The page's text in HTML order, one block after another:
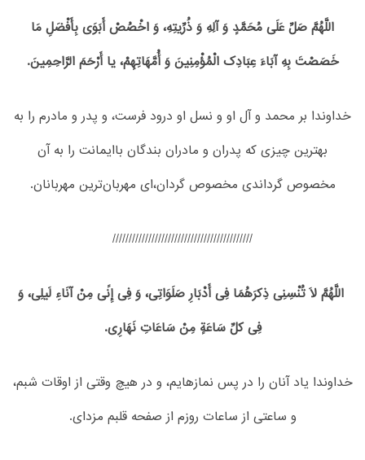
اللَّهُمَّ صَلِّ عَلَی مُحَمَّدٍ وَ آلِهِ وَ ذُرِّیتِهِ، وَ اخْصُصْ أَبَوَی بِأَفْضَلِ مَا
خَصَصْتَ بِهِ آبَاءَ عِبَادِک الْمُؤْمِنِینَ وَ أُمَّهَاتِهِمْ، یا أَرْحَمَ الرَّاحِمِینَ.
خداوندا بر محمد و آل او و نسل او درود فرست، و پدر و مادرم را به
بهترین چیزی که پدران و مادران بندگان باایمانت را به آن
مخصوص گرداندی مخصوص گردان،‌ای مهربان‌ترین مهربانان.
///////////////////////////////////////////
اللَّهُمَّ لَا تُنْسِنِی ذِکرَهُمَا فِی أَدْبَارِ صَلَوَاتِی، وَ فِی إِنًی مِنْ آنَاءِ لَیلِی، وَ
فِی کلِّ سَاعَةٍ مِنْ سَاعَاتِ نَهَارِی.
خداوندا یاد آنان را در پس نمازهایم، و در هیچ وقتی از اوقات شبم،
و ساعتی از ساعات روزم از صفحه قلبم مزدای.